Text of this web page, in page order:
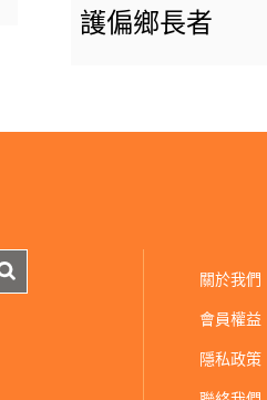
護偏鄉長者
關於我們
會員權益
隱私政策